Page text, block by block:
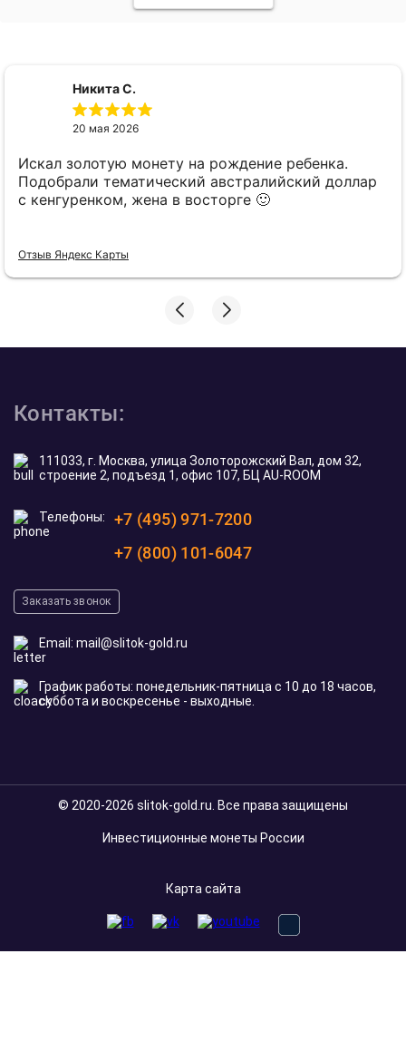
Никита С.
20 мая 2026
Искал золотую монету на рождение ребенка.
Подобрали тематический австралийский доллар
с кенгуренком, жена в восторге 🙂
Отзыв Яндекс Карты
Контакты:
111033, г. Москва, улица Золоторожский Вал, дом 32,
строение 2, подъезд 1, офис 107, БЦ AU-ROOM
Телефоны:
+7 (495) 971-7200
+7 (800) 101-6047
Заказать звонок
Email: mail@slitok-gold.ru
График работы: понедельник-пятница с 10 до 18 часов,
суббота и воскресенье - выходные.
© 2020-2026 slitok-gold.ru. Все права защищены
Инвестиционные монеты России
Карта сайта